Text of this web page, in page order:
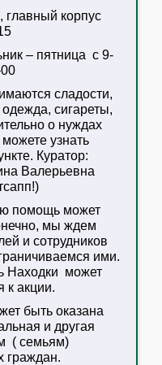
главный корпус
– пятница с 9-
сладости,
сигареты,
о нуждах
узнать
Куратор:
Валерьевна
помощь может
мы ждем
и сотрудников
ими.
Находки может
к акции.
быть оказана
и другая
( семьям)
граждан.